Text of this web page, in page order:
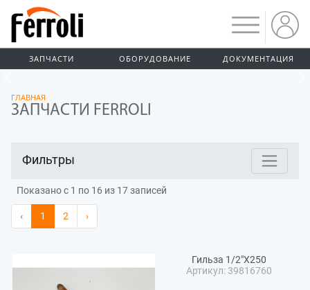
ЗАПЧАСТИ ОБОРУДОВАНИЕ ДОКУМЕНТАЦИЯ
ГЛАВНАЯ
ЗАПЧАСТИ FERROLI
Фильтры
Показано с 1 по 16 из 17 записей
‹ 1 2 ›
Гильза 1/2"X250
Артикул: 39816760